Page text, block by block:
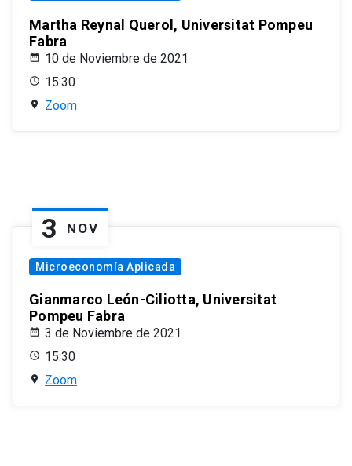
Martha Reynal Querol, Universitat Pompeu
Fabra
10 de Noviembre de 2021
15:30
Zoom
3 NOV
Microeconomía Aplicada
Gianmarco León-Ciliotta, Universitat
Pompeu Fabra
3 de Noviembre de 2021
15:30
Zoom